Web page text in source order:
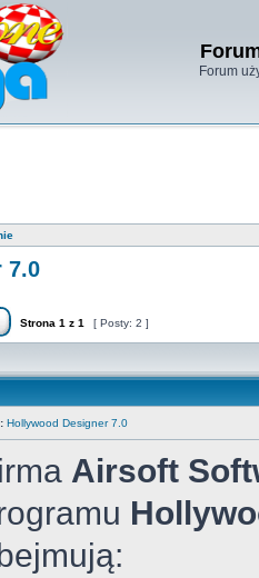
Forum
7.0
Strona 1 z 1 [ Posty: 2 ]
Hollywood Designer 7.0
Airsoft